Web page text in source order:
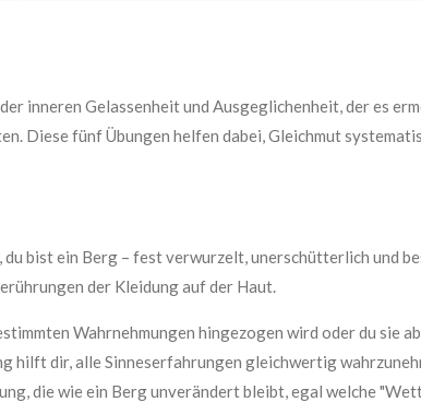
inneren Gelassenheit und Ausgeglichenheit, der es
Diese fünf Übungen helfen dabei, Gleichmut
bist ein Berg – fest verwurzelt, unerschütterlich und
der Kleidung auf der Haut.
Wahrnehmungen hingezogen wird oder du sie
hilft dir, alle Sinneserfahrungen gleichwertig
die wie ein Berg unverändert bleibt, egal welche